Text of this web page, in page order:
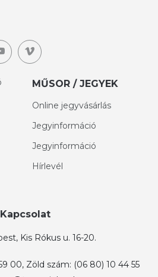
MŰSOR / JEGYEK
Online jegyvásárlás
Jegyinformáció
Jegyinformáció
Hírlevél
Kapcsolat
Kis Rókus u. 16-20.
00, Zöld szám: (06 80) 10 44 55